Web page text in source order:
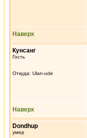
Наверх
Кунсанг
Гость
Откуда: Ulan-ude
Наверх
Dondhup
умер